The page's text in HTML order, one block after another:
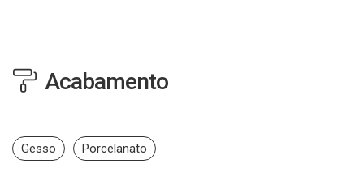
Acabamento
Gesso Porcelanato